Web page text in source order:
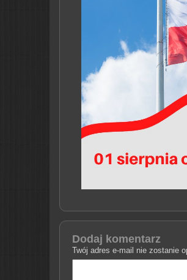
Dodaj komentarz
Twój adres e-mail nie zostanie